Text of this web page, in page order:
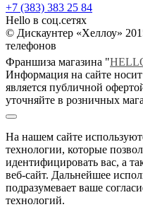
+7 (383) 383 25 84
Hello в соц.сетях
© Дискаунтер «Хеллоу»
телефонов
Франшиза магазина "
Информация на сайте
является публичной
уточняйте в розничных
На нашем сайте
технологии, которые
идентифицировать вас, а
веб-сайт. Дальнейшее
подразумевает ваше
технологий.